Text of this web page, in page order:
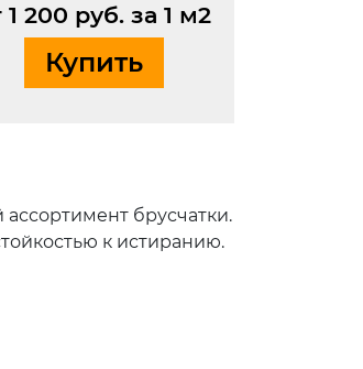
1 200 руб. за 1 м2
Купить
брусчатки.
к истиранию.